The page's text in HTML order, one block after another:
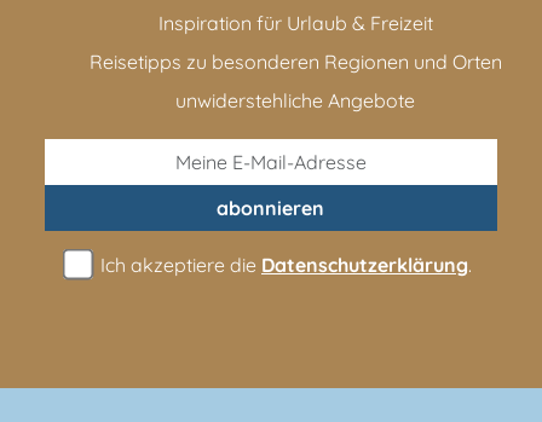
Inspiration für Urlaub & Freizeit
Reisetipps zu besonderen Regionen und Orten
unwiderstehliche Angebote
abonnieren
Ich akzeptiere die Datenschutzerklärung.